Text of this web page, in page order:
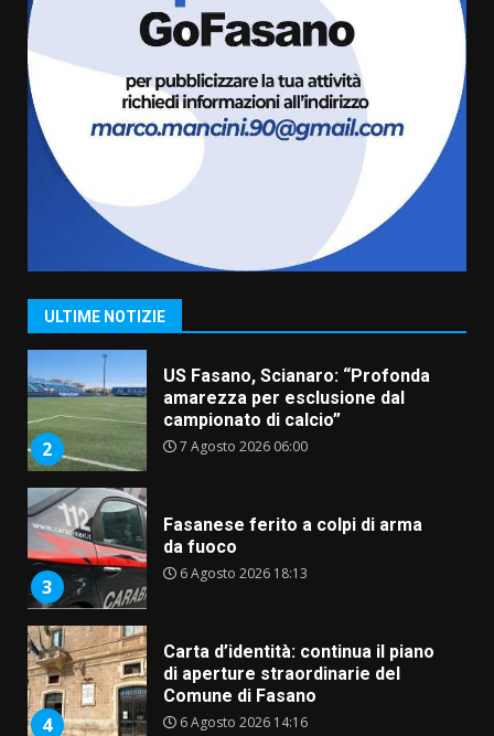
ULTIME NOTIZIE
7
Belvedere. Il rapimento”
6 Agosto 2026 06:15
“I Contestatori: Musica di
Rivoluzione”: nuovo
appuntamento con “Fasano in
Banda”
7 Agosto 2026 06:05
2
US Fasano, Scianaro: “Profonda
amarezza per esclusione dal
campionato di calcio”
3
Fasanese ferito a colpi di arma
da fuoco
6 Agosto 2026 18:13
4
Carta d’identità: continua il piano
di aperture straordinarie del
Comune di Fasano
Grazia Neglia, coordinatrice
cittadina di Fratelli d’Italia,
pronta a tornare in Consiglio
comunale